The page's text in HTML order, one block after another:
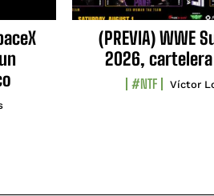
(PREVIA) WWE
2026,
#NTF Víctor